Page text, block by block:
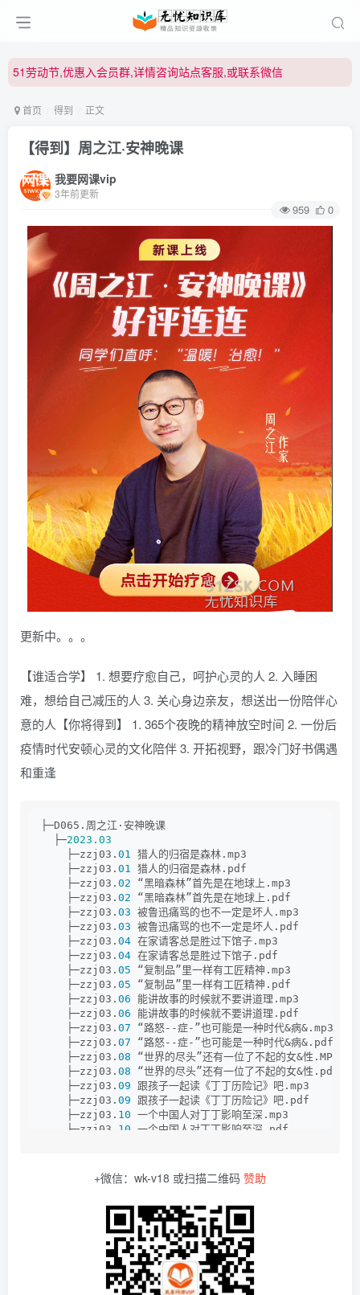
51劳动节,优惠入会员群,详情咨询站点客服,或联系微信
51劳动节,优惠入会员群,详情咨询站点客服,或联系微信
首页 得到 正文
【得到】周之江·安神晚课
我要网课vip
3年前更新
959 0
更新中。。。
【谁适合学】 1. 想要疗愈自己，呵护心灵的人 2. 入睡困
难，想给自己减压的人 3. 关心身边亲友，想送出一份陪伴心
意的人【你将得到】 1. 365个夜晚的精神放空时间 2. 一份后
疫情时代安顿心灵的文化陪伴 3. 开拓视野，跟冷门好书偶遇
和重逢
├─D065.周之江·安神晚课
  ├─
2023.03
    ├─zzj03.
01
猎人的归宿是森林.mp3
    ├─zzj03.
01
猎人的归宿是森林.pdf
    ├─zzj03.
02 “黑暗森林”首先是在地球上.mp3
    ├─zzj03.
02 “黑暗森林”首先是在地球上.pdf
    ├─zzj03.
03 被鲁迅痛骂的也不一定是坏人.mp3
    ├─zzj03.
03 被鲁迅痛骂的也不一定是坏人.pdf
    ├─zzj03.
04 在家请客总是胜过下馆子.mp3
    ├─zzj03.
04 在家请客总是胜过下馆子.pdf
    ├─zzj03.
05 “复制品”里一样有工匠精神.mp3
    ├─zzj03.
05 “复制品”里一样有工匠精神.pdf
    ├─zzj03.
06 能讲故事的时候就不要讲道理.mp3
    ├─zzj03.
06 能讲故事的时候就不要讲道理.pdf
    ├─zzj03.
07 “路怒--症-”也可能是一种时代&病&.mp3
    ├─zzj03.
07 “路怒--症-”也可能是一种时代&病&.pdf
    ├─zzj03.
08 “世界的尽头”还有一位了不起的女&性.MP3
    ├─zzj03.
08 “世界的尽头”还有一位了不起的女&性.pdf
    ├─zzj03.
09 跟孩子一起读《丁丁历险记》吧.mp3
    ├─zzj03.
09 跟孩子一起读《丁丁历险记》吧.pdf
    ├─zzj03.
10 一个中国人对丁丁影响至深.mp3
    ├─zzj03.
10 一个中国人对丁丁影响至深.pdf
    ├─zzj03.
12
每天记日记，就有史料价值.mp3
    ├─zzj03.
12
每天记日记，就有史料价值.pdf
14 当爱&情&以另外一种方式铺展.pdf
15 回到故乡，物是人非也不怕.mp3
15 回到故乡，物是人非也不怕.pdf
16 不能说走就走，就去读游记吧.mp3
16 不能说走就走，就去读游记吧.pdf
17 幸好人生还有“乌云的金边”.mp3
+微信：wk-v18 或扫描二维码 赞助